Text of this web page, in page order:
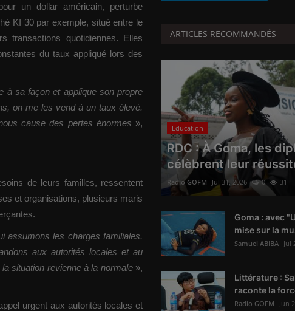
un dollar américain, perturbe
KI 30 par exemple, situé entre le
transactions quotidiennes. Elles
du taux appliqué lors des
à sa façon et applique son propre
on me les vend à un taux élevé.
cause des pertes énormes »,
de leurs familles, ressentent
et organisations, plusieurs maris
assumons les charges familiales.
aux autorités locales et au
situation revienne à la normale»,
urgent aux autorités locales et
ARTICLES RECOMMANDÉS
Education
RDC : À Goma, les
célèbrent leur
Radio GOFM Jul 31, 2026 0 31
Goma : avec
mise sur la
Samuel ABIBA Jul
Littérature :
raconte la
Radio GOFM Jun